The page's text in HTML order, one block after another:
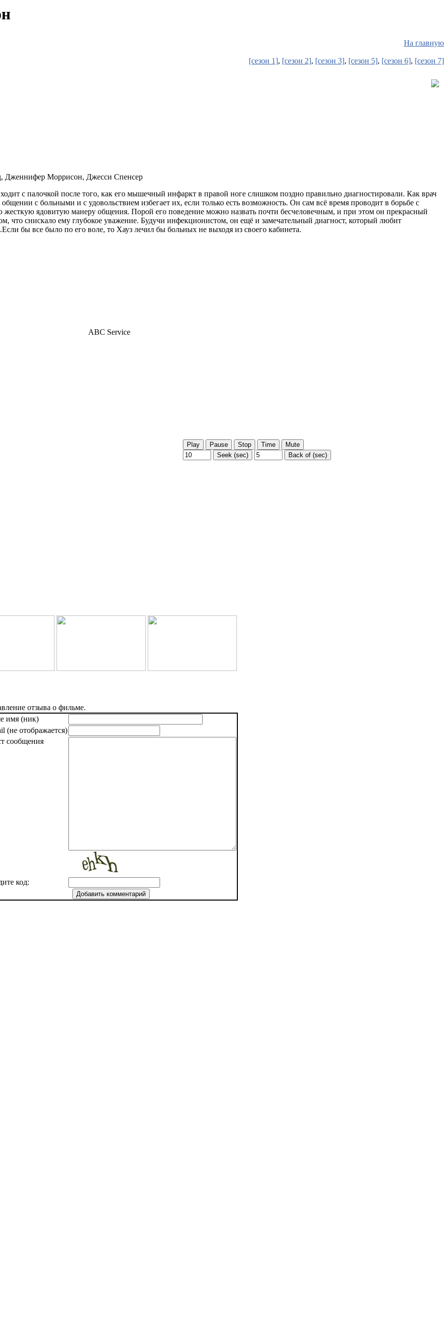
На главную
[сезон 1], [сезон 2], [сезон 3], [сезон 5], [сезон 6], [сезон 7]
Дженнифер Моррисон, Джесси Спенсер
с палочкой после того, как его мышечный инфаркт в правой ноге слишком поздно правильно диагностировали. Как врач
с больными и с удовольствием избегает их, если только есть возможность. Он сам всё время проводит в борьбе с
жесткую ядовитую манеру общения. Порой его поведение можно назвать почти бесчеловечным, и при этом он прекрасный
снискало ему глубокое уважение. Будучи инфекционистом, он ещё и замечательный диагност, который любит
бы все было по его воле, то Хауз лечил бы больных не выходя из своего кабинета.
ABC Service
отзыва о фильме.
имя (ник)
(не отображается)
сообщения
код: